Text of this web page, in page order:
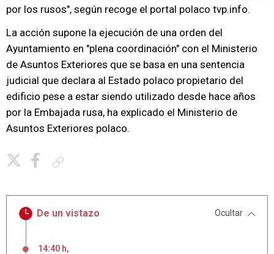
por los rusos", según recoge el portal polaco tvp.info.
La acción supone la ejecución de una orden del
Ayuntamiento en "plena coordinación" con el Ministerio
de Asuntos Exteriores que se basa en una sentencia
judicial que declara al Estado polaco propietario del
edificio pese a estar siendo utilizado desde hace años
por la Embajada rusa, ha explicado el Ministerio de
Asuntos Exteriores polaco.
De un vistazo Ocultar
14:40 h,